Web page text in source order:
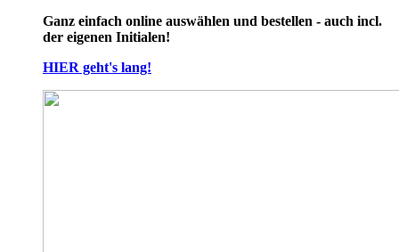
Ganz einfach online auswählen und bestellen - auch incl.
der eigenen Initialen!
HIER geht's lang!